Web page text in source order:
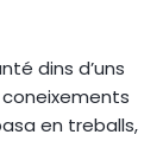
dins d’uns
en treballs,